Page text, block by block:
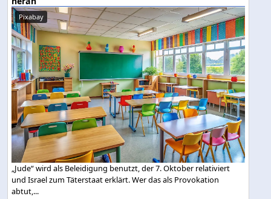
Pixabay
„Jude“ wird als Beleidigung benutzt, der 7. Oktober relativiert
und Israel zum Täterstaat erklärt. Wer das als Provokation
abtut,...